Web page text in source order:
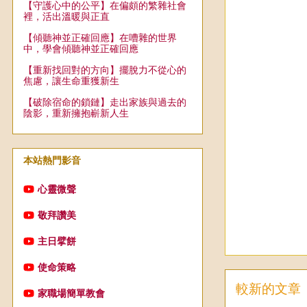
較新的文章
【守護心中的公平】在偏頗的繁雜社會
裡，活出溫暖與正直
【傾聽神並正確回應】在嘈雜的世界
中，學會傾聽神並正確回應
【重新找回對的方向】擺脫力不從心的
焦慮，讓生命重獲新生
【破除宿命的鎖鏈】走出家族與過去的
陰影，重新擁抱嶄新人生
本站熱門影音
心靈微聲
敬拜讚美
主日擘餅
使命策略
家職場簡單教會